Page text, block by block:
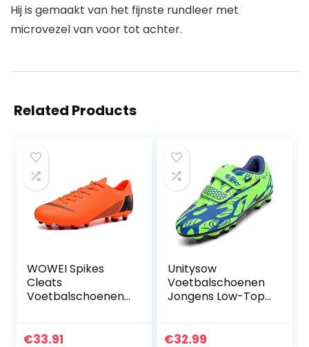
Hij is gemaakt van het fijnste rundleer met
microvezel van voor tot achter.
Related Products
WOWEI Spikes
Cleats
Voetbalschoenen
voetballaarzen,
€33.91
Unitysow
Voetbalschoenen
Jongens Low-Top
Kinderen Teenage
€32.99